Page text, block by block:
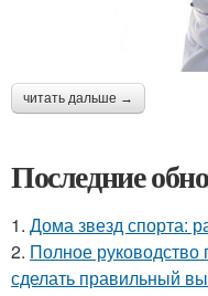
читать дальше →
Последние
1. Дома звезд спорта:
2. Полное руководство
сделать правильный